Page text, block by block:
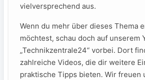
vielversprechend aus.
Wenn⁤ du mehr über dieses Thema
möchtest, schau doch auf⁤ unserem‌
„Technikzentrale24“ vorbei. Dort
zahlreiche ⁣Videos, die dir weitere
praktische Tipps bieten. Wir‌ freuen